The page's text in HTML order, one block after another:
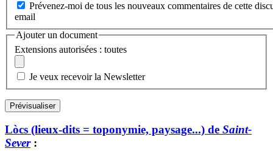
Prévenez-moi de tous les nouveaux commentaires de cette
email
Ajouter un document
Extensions autorisées : toutes
Je veux recevoir la Newsletter
Lòcs (lieux-dits = toponymie, paysage...) de Saint-
Sever: